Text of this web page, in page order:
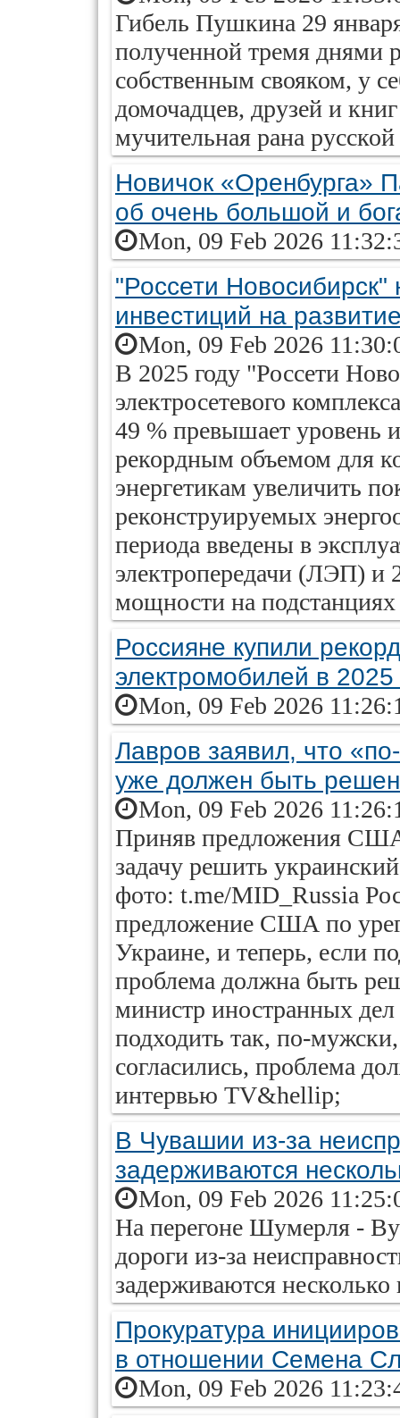
Гибель Пушкина 29
полученной тремя днями
собственным свояком, у
домочадцев, друзей и
мучительная рана
Новичок «Оренбурга»
об очень большой и
Mon, 09 Feb 2026
"Россети
инвестиций на
Mon, 09 Feb 2026
В 2025 году "Россети
электросетевого
49 % превышает уровень
рекордным объемом для
энергетикам увеличить
реконструируемых
периода введены в
электропередачи (ЛЭП)
мощности на подстанциях
Россияне купили
электромобилей в 2025
Mon, 09 Feb 2026
Лавров заявил, что
уже должен быть решен
Mon, 09 Feb 2026
Приняв предложения
задачу решить
фото: t.me/MID_Russia
предложение США по
Украине, и теперь, если
проблема должна быть
министр иностранных
подходить так, по-
согласились, проблема
интервью TV&hellip;
В Чувашии из-за
задерживаются
Mon, 09 Feb 2026
На перегоне Шумерля -
дороги из-за
задерживаются несколько
Прокуратура
в отношении Семена
Mon, 09 Feb 2026